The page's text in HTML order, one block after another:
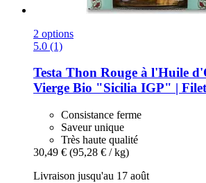
2 options
5.0 (1)
Testa Thon Rouge à l'Huile
Vierge Bio "Sicilia IGP" |
Consistance ferme
Saveur unique
Très haute qualité
30,49 € (95,28 € / kg)
Livraison jusqu'au 17 août